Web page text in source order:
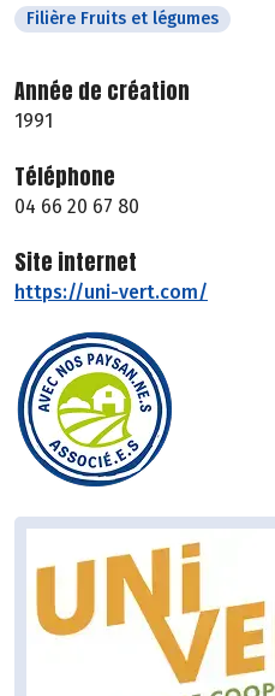
Filière Fruits et légumes
Année de création
1991
Téléphone
04 66 20 67 80
Site internet
https://uni-vert.com/